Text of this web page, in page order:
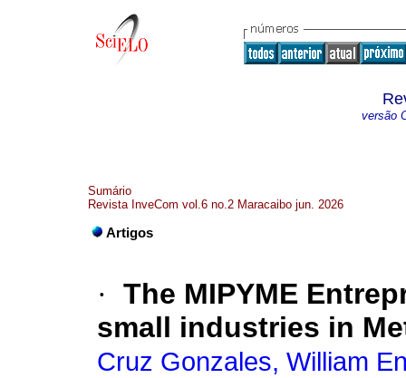
versão
Sumário
Revista InveCom vol.6 no.2 Maracaibo jun. 2026
Artigos
· The MIPYME
small industries in
Cruz Gonzales, William